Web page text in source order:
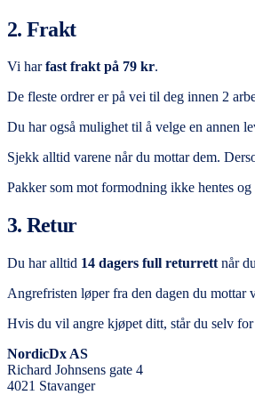
2. Frakt
Vi harfast frakt på 79 kr.
De fleste ordrer er på vei til deg innen 2
Du har også mulighet til å velge en annen
Sjekk alltid varene når du mottar dem.
Pakker som mot formodning ikke hentes
3. Retur
Du har alltid 14 dagers full returrett når
Angrefristen løper fra den dagen du mottar
Hvis du vil angre kjøpet ditt, står du selv
NordicDx AS
Richard Johnsens gate 4
4021 Stavanger